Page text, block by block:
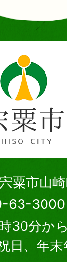
市山崎
63-3000
30分か
日、年